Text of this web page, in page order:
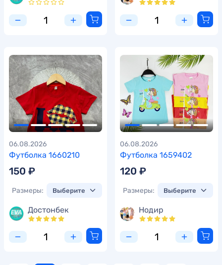
Футболка 1660210
06.08.2026
150 ₽
Размеры:
Достонбек
Футболка 1659402
06.08.2026
120 ₽
Размеры:
Нодир